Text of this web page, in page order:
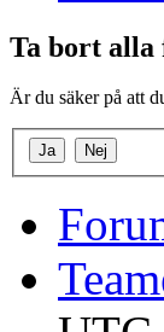
Ta bort alla
Är du säker på att